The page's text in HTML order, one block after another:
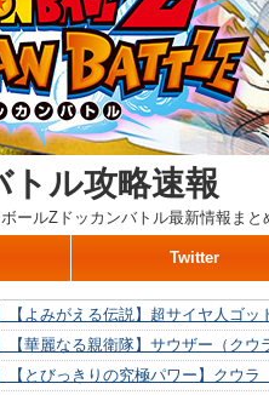
トル攻略速報
ボールZドッカンバトル最新情報まと
Twitter
【よみがえる伝説】超サイヤ人ゴ
【華麗なる親衛隊】サウザー（ク
【とびっきりの究極パワー】クウラ